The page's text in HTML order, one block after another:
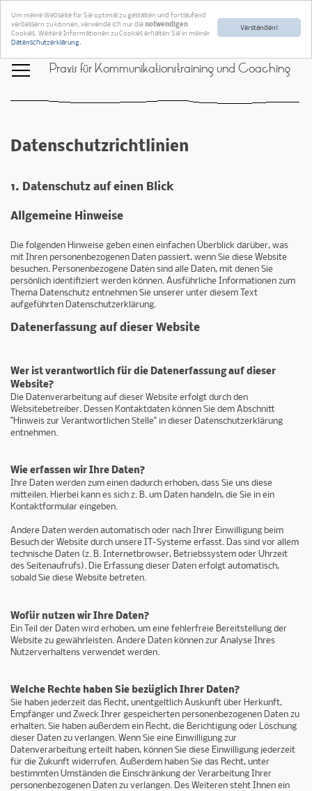
Verstanden!
Um meine Webseite für Sie optimal zu gestalten und fortlaufend
verbessern zu können, verwende ich nur dienotwendigen
Cookies. Weitere Informationen zu Cookies erhalten Sie in meiner
Datenschutzerklärung.
Praxis für Kommunikationstraining und Coaching
Datenschutzrichtlinien
1. Datenschutz auf einen Blick
Allgemeine Hinweise
Die folgenden Hinweise geben einen einfachen Überblick darüber, was
mit Ihren personenbezogenen Daten passiert, wenn Sie diese Website
besuchen. Personenbezogene Daten sind alle Daten, mit denen Sie
persönlich identifiziert werden können. Ausführliche Informationen zum
Thema Datenschutz entnehmen Sie unserer unter diesem Text
aufgeführten Datenschutzerklärung.
Datenerfassung auf dieser Website
Wer ist verantwortlich für die Datenerfassung auf dieser
Website?
Die Datenverarbeitung auf dieser Website erfolgt durch den
Websitebetreiber. Dessen Kontaktdaten können Sie dem Abschnitt
"Hinweis zur Verantwortlichen Stelle" in dieser Datenschutzerklärung
entnehmen.
Wie erfassen wir Ihre Daten?
Ihre Daten werden zum einen dadurch erhoben, dass Sie uns diese
mitteilen. Hierbei kann es sich z. B. um Daten handeln, die Sie in ein
Kontaktformular eingeben.
Andere Daten werden automatisch oder nach Ihrer Einwilligung beim
Besuch der Website durch unsere IT-Systeme erfasst. Das sind vor allem
technische Daten (z. B. Internetbrowser, Betriebssystem oder Uhrzeit
des Seitenaufrufs). Die Erfassung dieser Daten erfolgt automatisch,
sobald Sie diese Website betreten.
Wofür nutzen wir Ihre Daten?
Ein Teil der Daten wird erhoben, um eine fehlerfreie Bereitstellung der
Website zu gewährleisten. Andere Daten können zur Analyse Ihres
Nutzerverhaltens verwendet werden.
Welche Rechte haben Sie bezüglich Ihrer Daten?
Sie haben jederzeit das Recht, unentgeltlich Auskunft über Herkunft,
Empfänger und Zweck Ihrer gespeicherten personenbezogenen Daten zu
erhalten. Sie haben außerdem ein Recht, die Berichtigung oder Löschung
dieser Daten zu verlangen. Wenn Sie eine Einwilligung zur
Datenverarbeitung erteilt haben, können Sie diese Einwilligung jederzeit
für die Zukunft widerrufen. Außerdem haben Sie das Recht, unter
bestimmten Umständen die Einschränkung der Verarbeitung Ihrer
personenbezogenen Daten zu verlangen. Des Weiteren steht Ihnen ein